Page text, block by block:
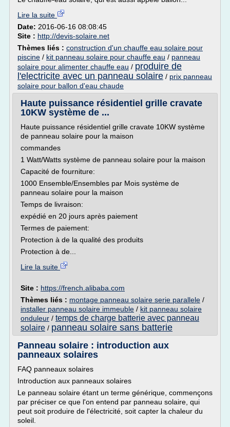
Lire la suite
Date: 2016-06-16 08:08:45
Site : http://devis-solaire.net
Thèmes liés : construction d'un chauffe eau solaire pour
piscine / kit panneau solaire pour chauffe eau / panneau
solaire pour alimenter chauffe eau / produire de
l'electricite avec un panneau solaire / prix panneau
solaire pour ballon d'eau chaude
Haute puissance résidentiel grille cravate
10KW système de ...
Haute puissance résidentiel grille cravate 10KW système
de panneau solaire pour la maison
commandes
1 Watt/Watts système de panneau solaire pour la maison
Capacité de fourniture:
1000 Ensemble/Ensembles par Mois système de
panneau solaire pour la maison
Temps de livraison:
expédié en 20 jours après paiement
Termes de paiement:
Protection à de la qualité des produits
Protection à de...
Lire la suite
Site : https://french.alibaba.com
Thèmes liés : montage panneau solaire serie parallele /
installer panneau solaire immeuble / kit panneau solaire
onduleur / temps de charge batterie avec panneau
solaire / panneau solaire sans batterie
Panneau solaire : introduction aux
panneaux solaires
FAQ panneaux solaires
Introduction aux panneaux solaires
Le panneau solaire étant un terme générique, commençons
par préciser ce que l'on entend par panneau solaire, qui
peut soit produire de l'électricité, soit capter la chaleur du
soleil.